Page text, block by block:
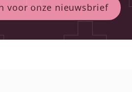
voor onze nieuwsbrief